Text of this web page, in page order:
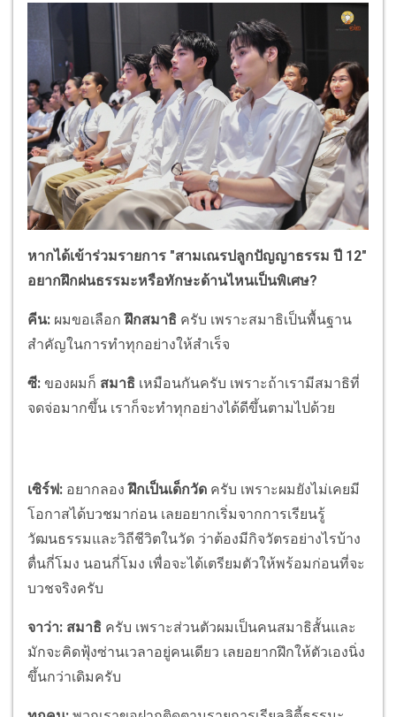
หากได้เข้าร่วมรายการ "สามเณรปลูกปัญญาธรรม ปี 12"
อยากฝึกฝนธรรมะหรือทักษะด้านไหนเป็นพิเศษ?
คีน: ผมขอเลือกฝึกสมาธิ ครับ เพราะสมาธิเป็นพื้นฐาน
สำคัญในการทำทุกอย่างให้สำเร็จ
ซี: ของผมก็ สมาธิ เหมือนกันครับ เพราะถ้าเรามีสมาธิที่
จดจ่อมากขึ้น เราก็จะทำทุกอย่างได้ดีขึ้นตามไปด้วย
เซิร์ฟ: อยากลองฝึกเป็นเด็กวัด ครับ เพราะผมยังไม่เคยมี
โอกาสได้บวชมาก่อน เลยอยากเริ่มจากการเรียนรู้
วัฒนธรรมและวิถีชีวิตในวัด ว่าต้องมีกิจวัตรอย่างไรบ้าง
ตื่นกี่โมง นอนกี่โมง เพื่อจะได้เตรียมตัวให้พร้อมก่อนที่จะ
บวชจริงครับ
จาว่า: สมาธิ ครับ เพราะส่วนตัวผมเป็นคนสมาธิสั้นและ
มักจะคิดฟุ้งซ่านเวลาอยู่คนเดียว เลยอยากฝึกให้ตัวเองนิ่ง
ขึ้นกว่าเดิมครับ